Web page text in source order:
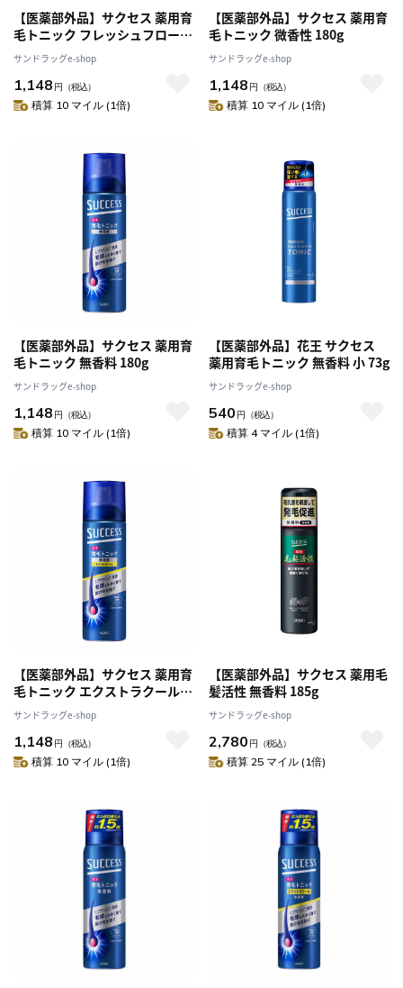
【医薬部外品】サクセス 薬用育
毛トニック フレッシュフローラ
ル 180g
サンドラッグe-shop
1,148 円 （税込）
積算 10 マイル (1倍)
【医薬部外品】サクセス 薬用育
毛トニック 微香性 180g
サンドラッグe-shop
1,148 円 （税込）
積算 10 マイル (1倍)
【医薬部外品】サクセス 薬用育
毛トニック 無香料 180g
サンドラッグe-shop
1,148 円 （税込）
積算 10 マイル (1倍)
【医薬部外品】花王 サクセス
薬用育毛トニック 無香料 小 73g
サンドラッグe-shop
540 円 （税込）
積算 4 マイル (1倍)
【医薬部外品】サクセス 薬用育
毛トニック エクストラクール
無香料 180g
サンドラッグe-shop
1,148 円 （税込）
積算 10 マイル (1倍)
【医薬部外品】サクセス 薬用毛
髪活性 無香料 185g
サンドラッグe-shop
2,780 円 （税込）
積算 25 マイル (1倍)